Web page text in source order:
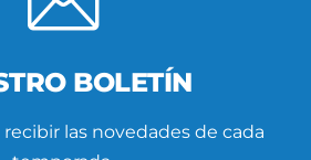
BOLETÍN
las novedades de cada